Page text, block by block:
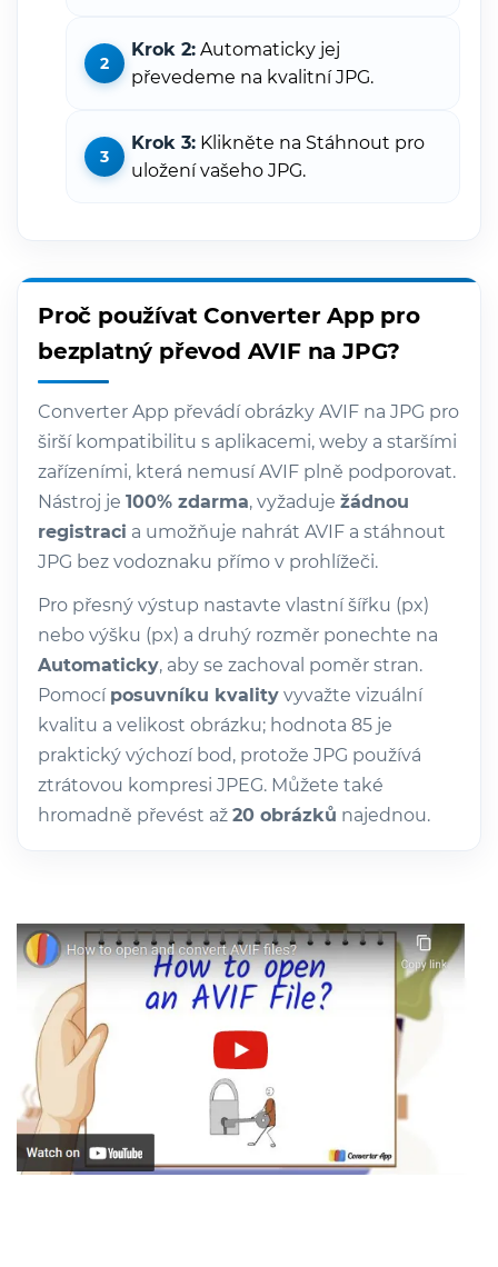
Krok 2: Automaticky jej
převedeme na kvalitní JPG.
Krok 3: Klikněte na Stáhnout pro
uložení vašeho JPG.
Proč používat Converter App pro
bezplatný převod AVIF na JPG?
Converter App převádí obrázky AVIF na JPG pro
širší kompatibilitu s aplikacemi, weby a staršími
zařízeními, která nemusí AVIF plně podporovat.
Nástroj je 100% zdarma, vyžaduje žádnou
registraci a umožňuje nahrát AVIF a stáhnout
JPG bez vodoznaku přímo v prohlížeči.
Pro přesný výstup nastavte vlastní šířku (px)
nebo výšku (px) a druhý rozměr ponechte na
Automaticky, aby se zachoval poměr stran.
Pomocí posuvníku kvality vyvažte vizuální
kvalitu a velikost obrázku; hodnota 85 je
praktický výchozí bod, protože JPG používá
ztrátovou kompresi JPEG. Můžete také
hromadně převést až 20 obrázků najednou.